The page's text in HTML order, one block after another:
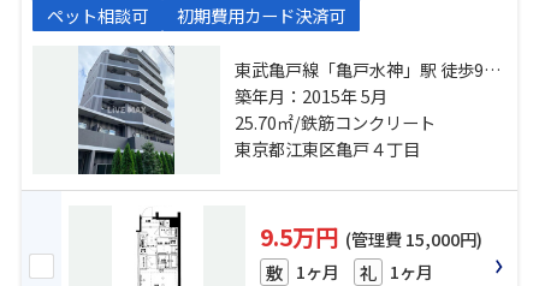
ペット相談可 初期費用カード決済可
東武亀戸線「亀戸水神」駅 徒歩9分
総武線「亀戸」駅 徒歩11分 半蔵門
線「押上」駅 徒歩23分
築年月：2015年 5月
25.70㎡/鉄筋コンクリート
東京都江東区亀戸４丁目
9.5万円 (管理費 15,000円)
敷 1ヶ月 礼 1ヶ月